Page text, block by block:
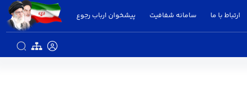
ارتباط با ما سامانه شفافیت پیشخوان ارباب رجوع